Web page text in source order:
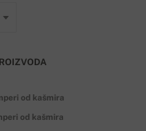
od kašmira
od kašmira